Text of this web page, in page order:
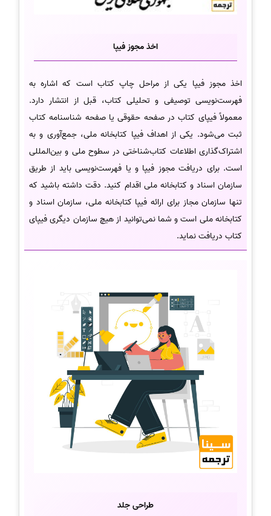
اخذ مجوز فیپا
اخذ مجوز فیپا یکی از مراحل چاپ کتاب است که اشاره به
فهرست‌نویسی توصیفی و تحلیلی کتاب، قبل از انتشار دارد.
معمولاً فیپای کتاب در صفحه حقوقی یا صفحه شناسنامه کتاب
ثبت می‌شود. یکی از اهداف فیپا کتابخانه ملی، جمع‌آوری و به
اشتراک‌گذاری اطلاعات کتاب‌شناختی در سطوح ملی و بین‌المللی
است. برای دریافت مجوز فیپا و یا فهرست‌نویسی باید از طریق
سازمان اسناد و کتابخانه ملی اقدام کنید. دقت داشته باشید که
تنها سازمان مجاز برای ارائه فیپا کتابخانه ملی، سازمان اسناد و
کتابخانه ملی است و شما نمی‌توانید از هیچ سازمان دیگری فیپای
کتاب دریافت نماید.
طراحی جلد